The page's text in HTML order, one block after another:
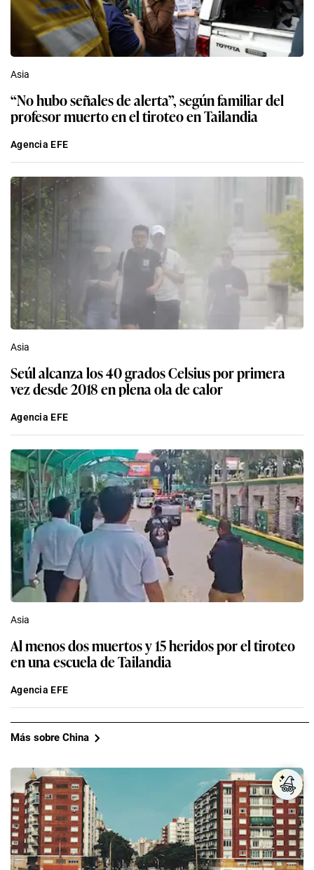
Asia
“No hubo señales de alerta”, según familiar del
profesor muerto en el tiroteo en Tailandia
Agencia EFE
Asia
Seúl alcanza los 40 grados Celsius por primera
vez desde 2018 en plena ola de calor
Agencia EFE
Asia
Al menos dos muertos y 15 heridos por el tiroteo
en una escuela de Tailandia
Agencia EFE
Más sobre China